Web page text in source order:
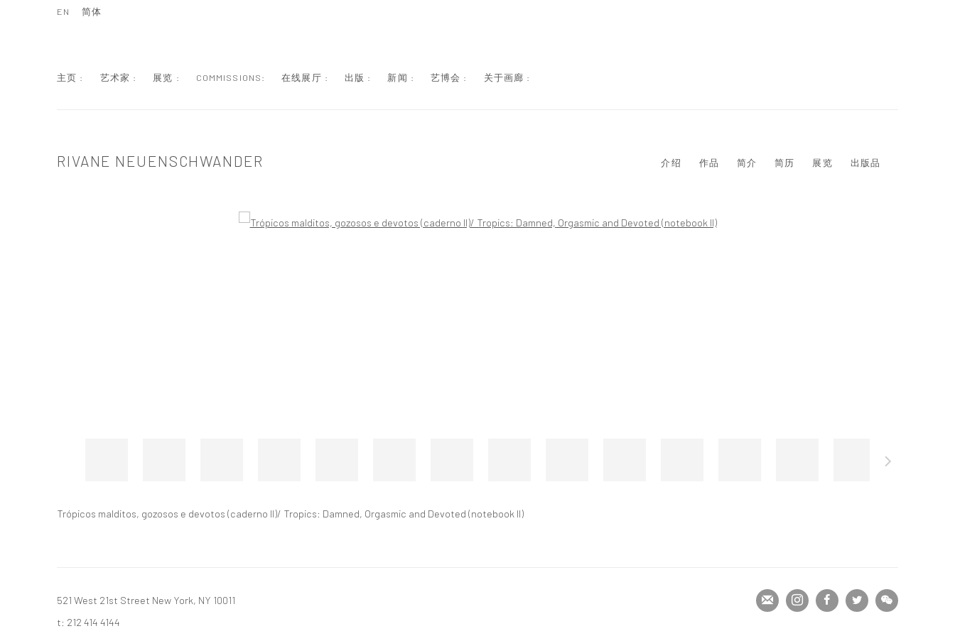
主页 : 艺术家 : 展览 : COMMISSIONS: 在线展厅 : 出版 : 新闻 : 艺博会 : 关于画廊 :
EN 简体
RIVANE NEUENSCHWANDER 介绍 作品 简介 简历 展览 出版品
Trópicos malditos, gozosos e devotos (caderno II)/ Tropics: Damned, Orgasmic and Devoted (notebook II)
521 West 21st Street New York, NY 10011
t: 212 414 4144